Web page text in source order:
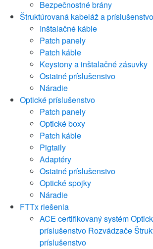
Bezpečnostné brány
Štruktúrovaná kabeláž a príslušenstvo
Inštalačné káble
Patch panely
Patch káble
Keystony a inštalačné zásuvky
Ostatné príslušenstvo
Náradie
Optické príslušenstvo
Patch panely
Optické boxy
Patch káble
Pigtaily
Adaptéry
Ostatné príslušenstvo
Optické spojky
Náradie
FTTx riešenia
ACE certifikovaný systém
príslušenstvo Rozvádzače
príslušenstvo